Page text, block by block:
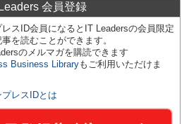
会員登録
スID会員になるとIT Leadersの会員限定
を読むことができます。
のメルマガを購読できます
Business Libraryもご利用いただけま
プレスIDとは